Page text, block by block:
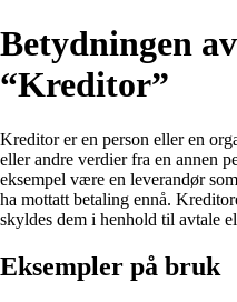
Betydningen
“Kreditor”
Kreditor er en person eller en
eller andre verdier fra en annen
eksempel være en leverandør
ha mottatt betaling ennå.
skyldes dem i henhold til avtale
Eksempler på bruk